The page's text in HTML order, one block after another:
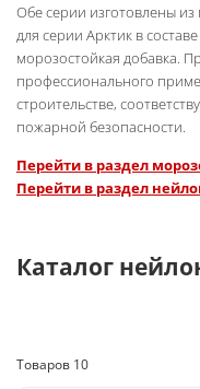
Обе серии изготовлены
для серии Арктик в
морозостойкая добавка.
профессионального
строительстве,
пожарной безопасности.
Перейти в раздел
Перейти в раздел
Каталог
Товаров 10